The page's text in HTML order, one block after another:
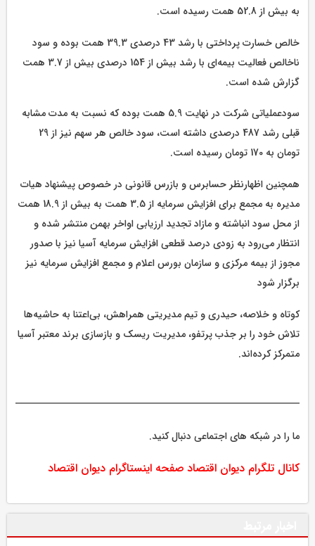
به بیش از 52.8 همت رسیده است.
خالص خسارت پرداختی با رشد 43 درصدی 39.3 همت بوده و سود
ناخالص فعالیت بیمه‌ای با رشد بیش از 154 درصدی بیش از 3.7 همت
گزارش شده است.
سودعملیاتی شرکت در نهایت 5.9 همت بوده که نسبت به مدت مشابه
قبلی رشد 487 درصدی داشته است، سود خالص هر سهم نیز از 29
تومان به 170 تومان رسیده است.
همچنین اظهارنظر حسابرس و بازرس قانونی در خصوص پیشنهاد هیات
مدیره به مجمع برای افزایش سرمایه از 3.5 همت به بیش از 18.9 همت
از محل سود انباشته و مازاد تجدید ارزیابی اواخر بهمن منتشر شده و
انتظار می‌رود به زودی درصد قطعی افزایش سرمایه آسیا نیز با صدور
مجوز از بیمه مرکزی و سازمان بورس اعلام و مجمع افزایش سرمایه نیز
برگزار شود
کوتاه و خلاصه، حیدری و تیم مدیریتی همراهش، بی‌اعتنا به حاشیه‌ها
تلاش خود را بر جذب پرتفو، مدیریت ریسک و بازسازی برند معتبر آسیا
متمرکز کرده‌اند.
ما را در شبکه های اجتماعی دنبال کنید.
کانال تلگرام دیوان اقتصاد صفحه اینستاگرام دیوان اقتصاد